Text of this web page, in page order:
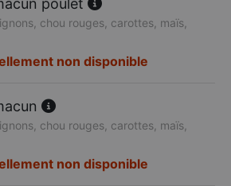
poulet
chou rouges, carottes, maïs,
non disponible
chou rouges, carottes, maïs,
non disponible